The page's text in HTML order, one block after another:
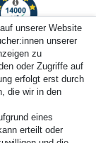
unserer Website
unserer
zu
oder Zugriffe auf
erfolgt erst durch
die wir in den
eines
erteilt oder